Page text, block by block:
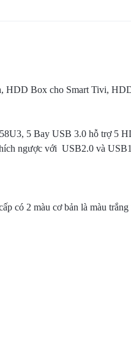
HDD Box cho Smart Tivi,
5 Bay USB 3.0 hỗ trợ 5
ngược với USB2.0 và
2 màu cơ bản là màu trắng